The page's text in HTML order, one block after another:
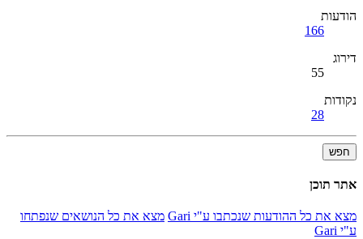
הודעות
166
דירוג
55
נקודות
28
חפש
אתר תוכן
מצא את כל ההודעות שנכתבו ע"י Gari
מצא את כל הנושאים שנפתחו
ע"י Gari